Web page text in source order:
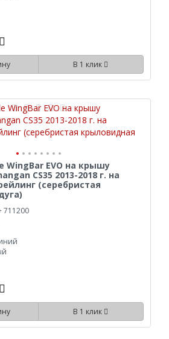
В 1 клик
WingBar EVO на крышу
CS35 2013-2018 г. на
(серебристая
711200
В 1 клик